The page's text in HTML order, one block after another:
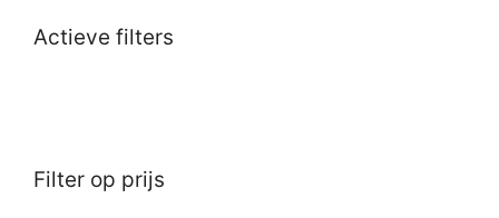
Actieve filters
Filter op prijs